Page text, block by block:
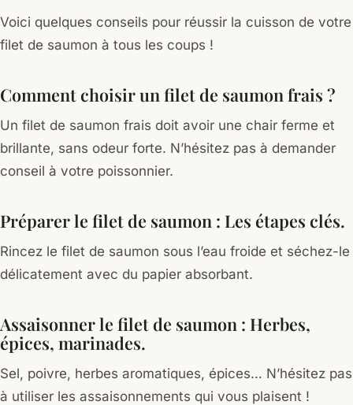
Voici quelques conseils pour réussir la cuisson de votre
filet de saumon à tous les coups !
Comment choisir un filet de saumon frais ?
Un filet de saumon frais doit avoir une chair ferme et
brillante, sans odeur forte. N’hésitez pas à demander
conseil à votre poissonnier.
Préparer le filet de saumon : Les étapes clés.
Rincez le filet de saumon sous l’eau froide et séchez-le
délicatement avec du papier absorbant.
Assaisonner le filet de saumon : Herbes,
épices, marinades.
Sel, poivre, herbes aromatiques, épices… N’hésitez pas
à utiliser les assaisonnements qui vous plaisent !